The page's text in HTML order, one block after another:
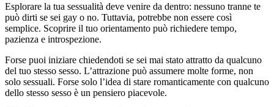
Esplorare la tua sessualità deve venire da dentro: nessuno tranne te
può dirti se sei gay o no. Tuttavia, potrebbe non essere così
semplice. Scoprire il tuo orientamento può richiedere tempo,
pazienza e introspezione.
Forse puoi iniziare chiedendoti se sei mai stato attratto da qualcuno
del tuo stesso sesso. L’attrazione può assumere molte forme, non
solo sessuali. Forse solo l’idea di stare romanticamente con qualcuno
dello stesso sesso è un pensiero piacevole.